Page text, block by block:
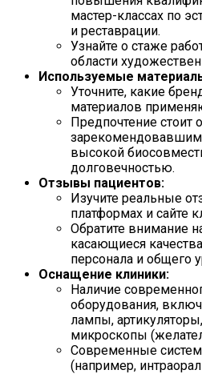
мастер-классах по
и реставрации.
Узнайте о стаже
области
Используемые
Уточните, какие
материалов
Предпочтение стоит
зарекомендовавшим
высокой
долговечностью.
Отзывы пациентов:
Изучите реальные
платформах и сайте
Обратите внимание
касающиеся
персонала и общего
Оснащение клиники:
Наличие
оборудования,
лампы,
микроскопы
Современные
(например,